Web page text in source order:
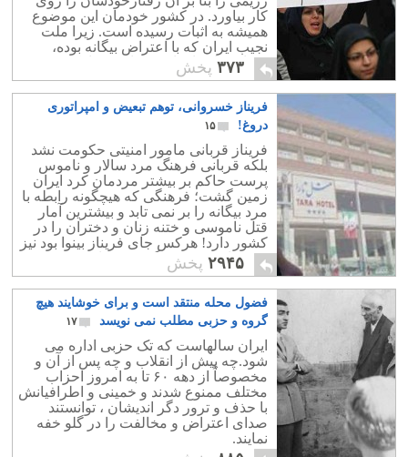
کار بیاورد. در کشور خودمان این موضوع
همیشه به اثبات رسیده است. زیرا ملت
نجیب ایران که با اعتراض بیگانه بوده،
ههواره راه را برای دیکتاتوری بازکرده
است.
۳۷۳ پخش
فریناز خسروانی، توهم تبعیض و امپراتوری
دروغ!
۱۵
فریناز قربانی مامور امنیتی حکومت نشد
بلکه قربانی فرهنگ مرد سالار و ناموس
پرست حاکم بر بیشتر مردمان کرد ایران
زمین گشت؛ فرهنگی که هیچگونه رابطه با
مرد بیگانه را بر نمی تابد و بیشترین آمار
قتل ناموسی و ختنه زنان و دختران را در
کشور دارد! هرکس جای فریناز بینوا بود نیز
جز فرار، به چیز دیگری نمی اندیشید.
۲۹۴۵ پخش
فضول محله منتقد است و برای خوشایند هیچ
گروه و حزبی مطلب نمی نویسد
۱۷
ایران سالهاست که تک حزبی اداره می
شود.چه پیش از انقلاب و چه پس از آن و
مخصوصاً از دهه ۶۰ تا به امروز احزاب
مختلف ممنوع شدند و خمینی و اطرافیانش
با حذف و ترور دگر اندیشان ، توانستند
صدای اعتراض و مخالفت را در گلو خفه
نمایند.